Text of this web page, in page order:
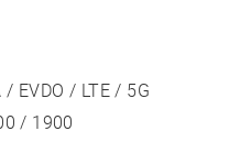
/ EVDO / LTE / 5G
/ 1900